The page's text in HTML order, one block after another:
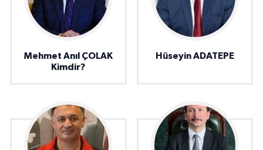
Mehmet Anıl ÇOLAK
Kimdir?
Hüseyin ADATEPE